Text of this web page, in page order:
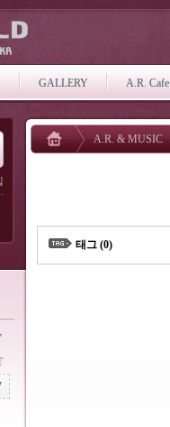
GALLERY A.R. Cafe
A.R. & MUSIC
태그 (0)